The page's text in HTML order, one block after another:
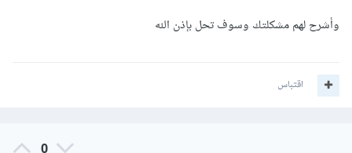
وأشرح لهم مشكلتك وسوف تحل بإذن الله
اقتباس